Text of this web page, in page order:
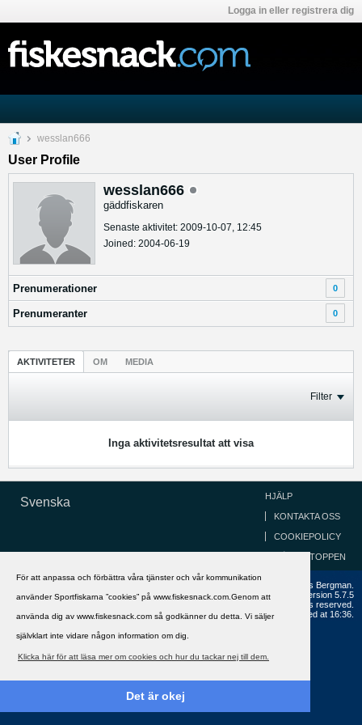
För att anpassa och förbättra våra tjänster och vår kommunikation
använder Sportfiskarna ”cookies” på www.fiskesnack.com.Genom att
använda dig av www.fiskesnack.com så godkänner du detta. Vi säljer
självklart inte vidare någon information om dig.
Klicka här för att läsa mer om cookies och hur du tackar nej till dem.
Det är okej
Logga in eller registrera dig
wesslan666
User Profile
wesslan666
gäddfiskaren
Senaste aktivitet: 2009-10-07, 12:45
Joined: 2004-06-19
Prenumerationer 0
Prenumeranter 0
AKTIVITETER OM MEDIA
Filter
Inga aktivitetsresultat att visa
Svenska HJÄLP
KONTAKTA OSS
COOKIEPOLICY
GÅ TILL TOPPEN
Copyright ©2002 - 2021, FiskeSnack.com. Grundad 2002 av Anders Bergman.
Powered byvBulletin®
Version 5.7.5
Copyright © 2026 MH Sub I, LLC dba vBulletin. All rights reserved.
All times are GMT+1. This page was generated at 16:36.